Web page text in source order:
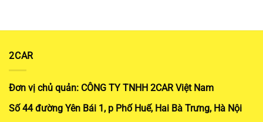
2CAR
Đơn vị chủ quản: CÔNG TY TNHH 2CAR Việt Nam
Số 44 đường Yên Bái 1, p Phố Huế, Hai Bà Trưng, Hà Nội